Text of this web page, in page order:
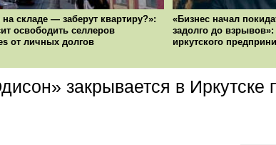
на складе — заберут квартиру?»:
освободить селлеров
от личных долгов
«Бизнес начал
задолго до взрывов»:
иркутского
закрывается в Иркутске